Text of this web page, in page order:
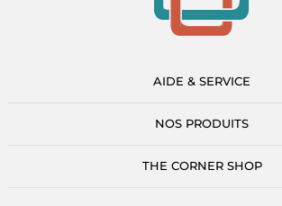
AIDE & SERVICE
NOS PRODUITS
THE CORNER SHOP